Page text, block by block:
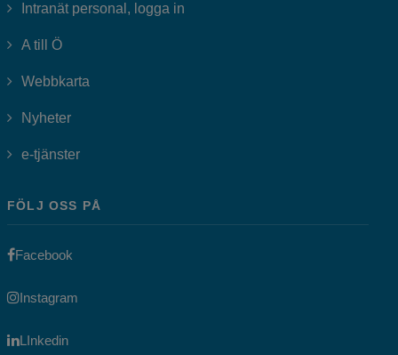
Intranät personal, logga in
A till Ö
Webbkarta
Nyheter
e-tjänsterLänk till annan webbplats, öppnas i nytt fönster.
FÖLJ OSS PÅ
Facebook
Instagram
LInkedinLänk till annan webbplats, öppnas i nytt fönster.